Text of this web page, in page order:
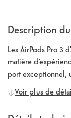
Description
Les AirPods Pro 3
matière
port exceptionnel,
fonctionnalités
nouvellement
Voir plus de